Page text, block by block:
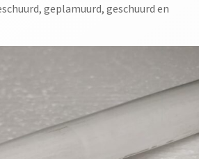
geplamuurd, geschuurd en